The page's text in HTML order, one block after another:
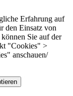
Erfahrung auf
den Einsatz von
Sie auf der
"Cookies" >
anschauen/